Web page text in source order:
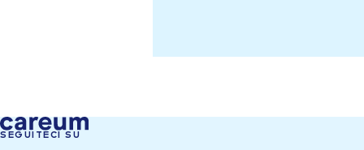
SEGUITECI SU